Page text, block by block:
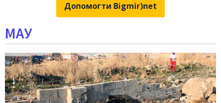
Допомогти Bigmir)net
МАУ